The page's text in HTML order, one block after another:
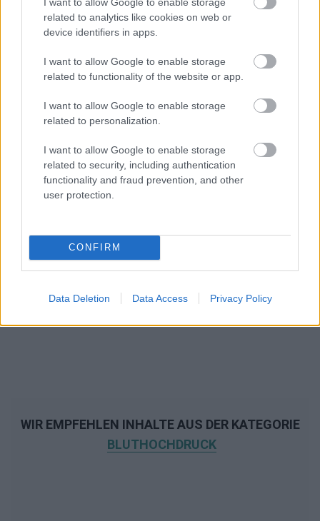
related to analytics like cookies on web or
device identifiers in apps.
I want to allow Google to enable storage
related to functionality of the website or app.
I want to allow Google to enable storage
related to personalization.
I want to allow Google to enable storage
related to security, including authentication
functionality and fraud prevention, and other
user protection.
CONFIRM
Data Deletion Data Access Privacy Policy
WIR EMPFEHLEN INHALTE AUS DER KATEGORIE
BLUTHOCHDRUCK